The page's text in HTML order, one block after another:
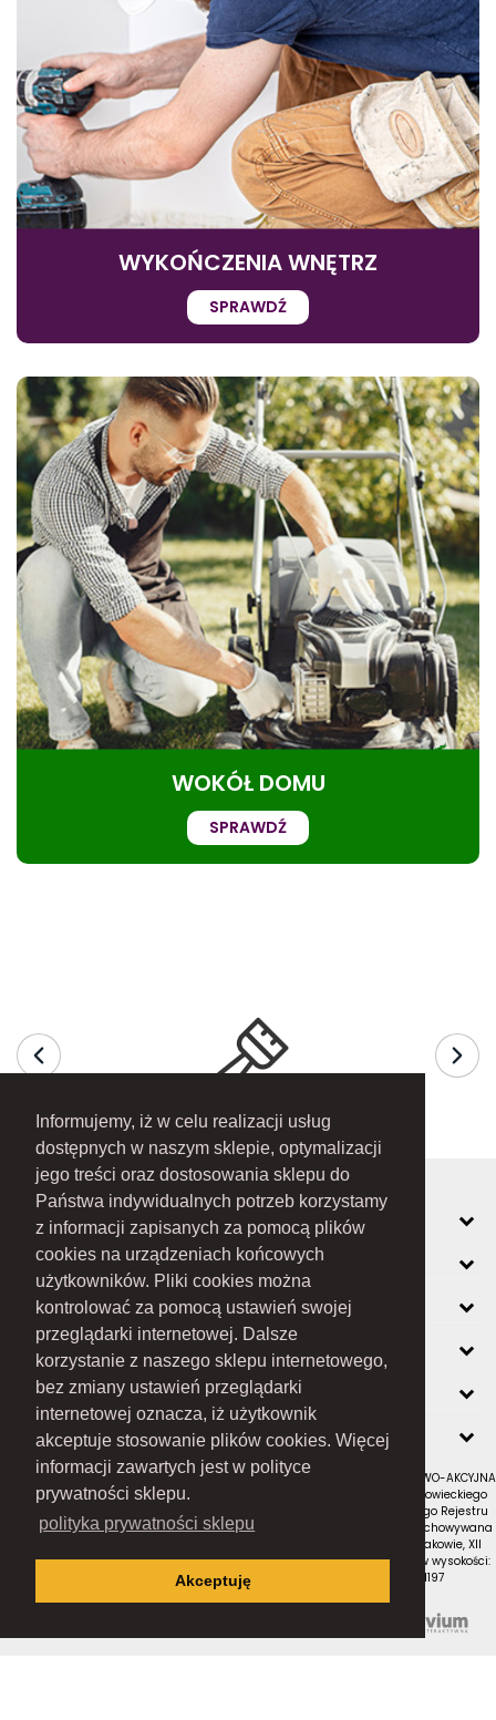
Informujemy, iż w celu realizacji usług
dostępnych w naszym sklepie, optymalizacji
jego treści oraz dostosowania sklepu do
Państwa indywidualnych potrzeb korzystamy
z informacji zapisanych za pomocą plików
cookies na urządzeniach końcowych
użytkowników. Pliki cookies można
kontrolować za pomocą ustawień swojej
przeglądarki internetowej. Dalsze
korzystanie z naszego sklepu internetowego,
bez zmiany ustawień przeglądarki
internetowej oznacza, iż użytkownik
akceptuje stosowanie plików cookies. Więcej
informacji zawartych jest w polityce
prywatności sklepu.
polityka prywatności sklepu
Akceptuję
WYKOŃCZENIA WNĘTRZ
SPRAWDŹ
WOKÓŁ DOMU
SPRAWDŹ
MOJE KONTO
INFORMACJE
O FIRMIE
ZOBACZ RÓWNIEŻ
KONTAKT
NEWSLETTER
RAMEX SPÓŁKA Z OGRANICZONĄ ODPOWIEDZIALNOŚCIĄ SPÓŁKA KOMANDYTOWO-AKCYJNA
z siedzibą w Nowym Sączu (adres siedziby i adres do doręczeń: ul. Wiśniowieckiego
123 C, 33-300 Nowy Sącz); wpisana do Rejestru Przedsiębiorców Krajowego Rejestru
Sądowego pod numerem KRS 0000434051; sąd rejestrowy, w którym przechowywana
jest dokumentacja spółki: Sąd Rejonowy dla Krakowa-Śródmieścia w Krakowie, XII
Wydział Gospodarczy Krajowego Rejestru Sądowego; kapitał zakładowy w wysokości:
10 050 000 zł, w całości opłacony; NIP: 7343516936; REGON: 122671197